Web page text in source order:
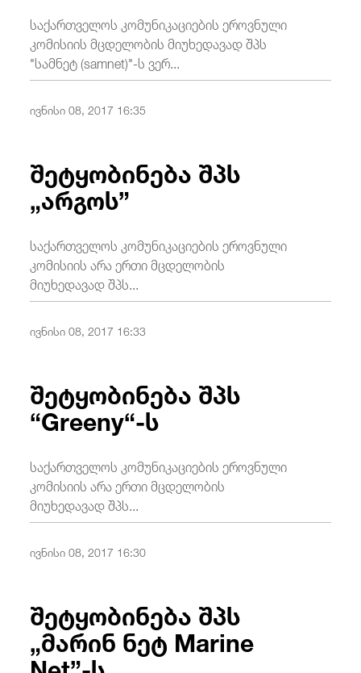
საქართველოს კომუნიკაციების ეროვნული
კომისიის მცდელობის მიუხედავად შპს
"სამნეტ (samnet)"-ს ვერ...
შეტყობინება შპს
„არგოს”
ივნისი 08, 2017 16:35
საქართველოს კომუნიკაციების ეროვნული
კომისიის არა ერთი მცდელობის
მიუხედავად შპს...
შეტყობინება შპს
“Greeny“-ს
ივნისი 08, 2017 16:33
საქართველოს კომუნიკაციების ეროვნული
კომისიის არა ერთი მცდელობის
მიუხედავად შპს...
შეტყობინება შპს
„მარინ ნეტ Marine
ივნისი 08, 2017 16:30